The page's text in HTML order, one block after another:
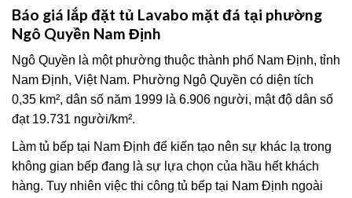
Báo giá lắp đặt tủ Lavabo mặt đá tại phường
Ngô Quyền Nam Định
Ngô Quyền là một phường thuộc thành phố Nam Định, tỉnh
Nam Định, Việt Nam. Phường Ngô Quyền có diện tích
0,35 km², dân số năm 1999 là 6.906 người, mật độ dân số
đạt 19.731 người/km².
Làm tủ bếp tại Nam Định để kiến tạo nên sự khác lạ trong
không gian bếp đang là sự lựa chọn của hầu hết khách
hàng. Tuy nhiên việc thi công tủ bếp tại Nam Định ngoài